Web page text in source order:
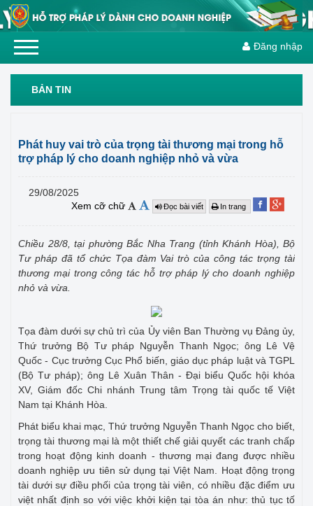
Đăng nhập
BẢN TIN
Phát huy vai trò của trọng tài thương mại trong hỗ
trợ pháp lý cho doanh nghiệp nhỏ và vừa
29/08/2025
Xem cỡ chữ
Đọc bài viết In trang
Chiều 28/8, tại phường Bắc Nha Trang (tỉnh Khánh Hòa), Bộ
Tư pháp đã tổ chức Tọa đàm Vai trò của công tác trọng tài
thương mại trong công tác hỗ trợ pháp lý cho doanh nghiệp
nhỏ và vừa.
Tọa đàm dưới sự chủ trì của Ủy viên Ban Thường vụ Đảng ủy,
Thứ trưởng Bộ Tư pháp Nguyễn Thanh Ngọc; ông Lê Vệ
Quốc - Cục trưởng Cục Phổ biến, giáo dục pháp luật và TGPL
(Bộ Tư pháp); ông Lê Xuân Thân - Đại biểu Quốc hội khóa
XV, Giám đốc Chi nhánh Trung tâm Trọng tài quốc tế Việt
Nam tại Khánh Hòa.
Phát biểu khai mạc, Thứ trưởng Nguyễn Thanh Ngọc cho biết,
trọng tài thương mại là một thiết chế giải quyết các tranh chấp
trong hoạt động kinh doanh - thương mại đang được nhiều
doanh nghiệp ưu tiên sử dụng tại Việt Nam. Hoạt động trọng
tài dưới sự điều phối của trọng tài viên, có nhiều đặc điểm ưu
việt nhất định so với việc khởi kiện tại tòa án như: thủ tục tố